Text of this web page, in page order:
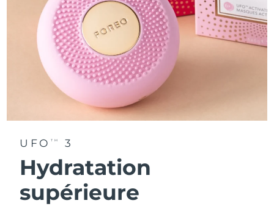
UFO TM 3
Hydratation
supérieure